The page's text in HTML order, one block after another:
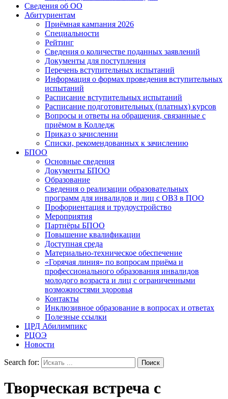
Сведения об ОО
Абитуриентам
Приёмная кампания 2026
Специальности
Рейтинг
Сведения о количестве поданных заявлений
Документы для поступления
Перечень вступительных испытаний
Информация о формах проведения вступительных
испытаний
Расписание вступительных испытаний
Расписание подготовительных (платных) курсов
Вопросы и ответы на обращения, связанные с
приёмом в Колледж
Приказ о зачислении
Списки, рекомендованных к зачислению
БПОО
Основные сведения
Документы БПОО
Образование
Сведения о реализации образовательных
программ для инвалидов и лиц с ОВЗ в ПОО
Профориентация и трудоустройство
Мероприятия
Партнёры БПОО
Повышение квалификации
Доступная среда
Материально-техническое обеспечение
«Горячая линия» по вопросам приёма и
профессионального образования инвалидов
молодого возраста и лиц с ограниченными
возможностями здоровья
Контакты
Инклюзивное образование в вопросах и ответах
Полезные ссылки
ЦРД Абилимпикс
РЦОЭ
Новости
Search for:
Творческая встреча с